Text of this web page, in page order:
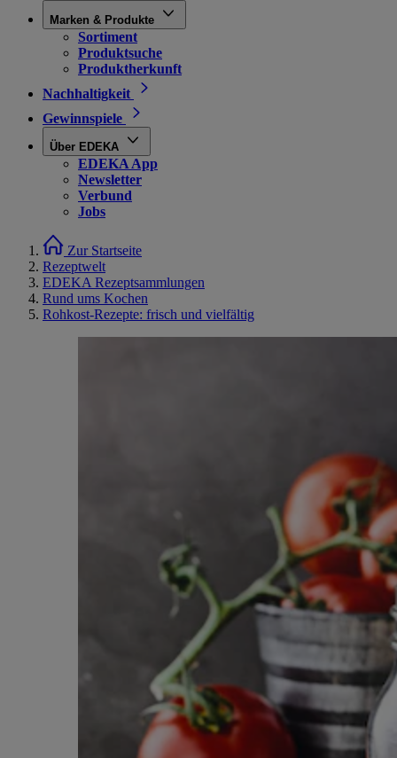
Marken & Produkte
Sortiment
Produktsuche
Produktherkunft
Nachhaltigkeit
Gewinnspiele
Über EDEKA
EDEKA App
Newsletter
Verbund
Jobs
Zur Startseite
Rezeptwelt
EDEKA Rezeptsammlungen
Rund ums Kochen
Rohkost-Rezepte: frisch und vielfältig